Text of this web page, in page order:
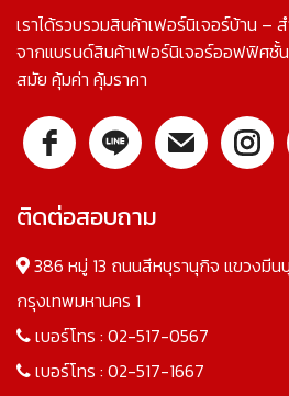
เราได้รวบรวมสินค้าเฟอร์นิเจอร์บ้าน –
จากแบรนด์สินค้าเฟอร์นิเจอร์ออฟฟิศ
สมัย คุ้มค่า คุ้มราคา
ติดต่อสอบถาม
386 หมู่ 13 ถนนสีหบุรานุกิจ แขวงมีน
กรุงเทพมหานคร 1
เบอร์โทร : 02-517-0567
เบอร์โทร : 02-517-1667